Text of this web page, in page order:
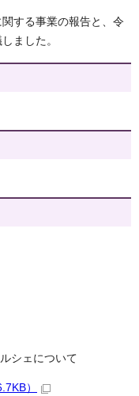
する事業の報告と、令
ました。
シェについて
）